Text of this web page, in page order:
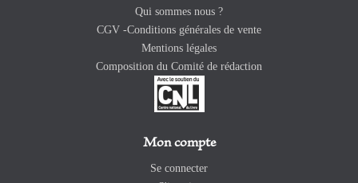
Qui sommes nous ?
CGV -Conditions générales de vente
Mentions légales
Composition du Comité de rédaction
Mon compte
Se connecter